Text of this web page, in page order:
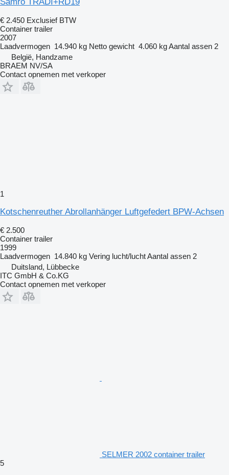
€ 2.450 Exclusief BTW
Container trailer
2007
Laadvermogen 14.940 kg Netto gewicht 4.060 kgAantal assen 2
België, Handzame
BRAEM NV/SA
Contact opnemen met verkoper
1
Kotschenreuther Abrollanhänger Luftgefedert BPW-Achsen
€ 2.500
Container trailer
1999
Laadvermogen 14.840 kg Vering lucht/luchtAantal assen 2
Duitsland, Lübbecke
ITC GmbH & Co.KG
Contact opnemen met verkoper
SELMER 2002 container trailer
5